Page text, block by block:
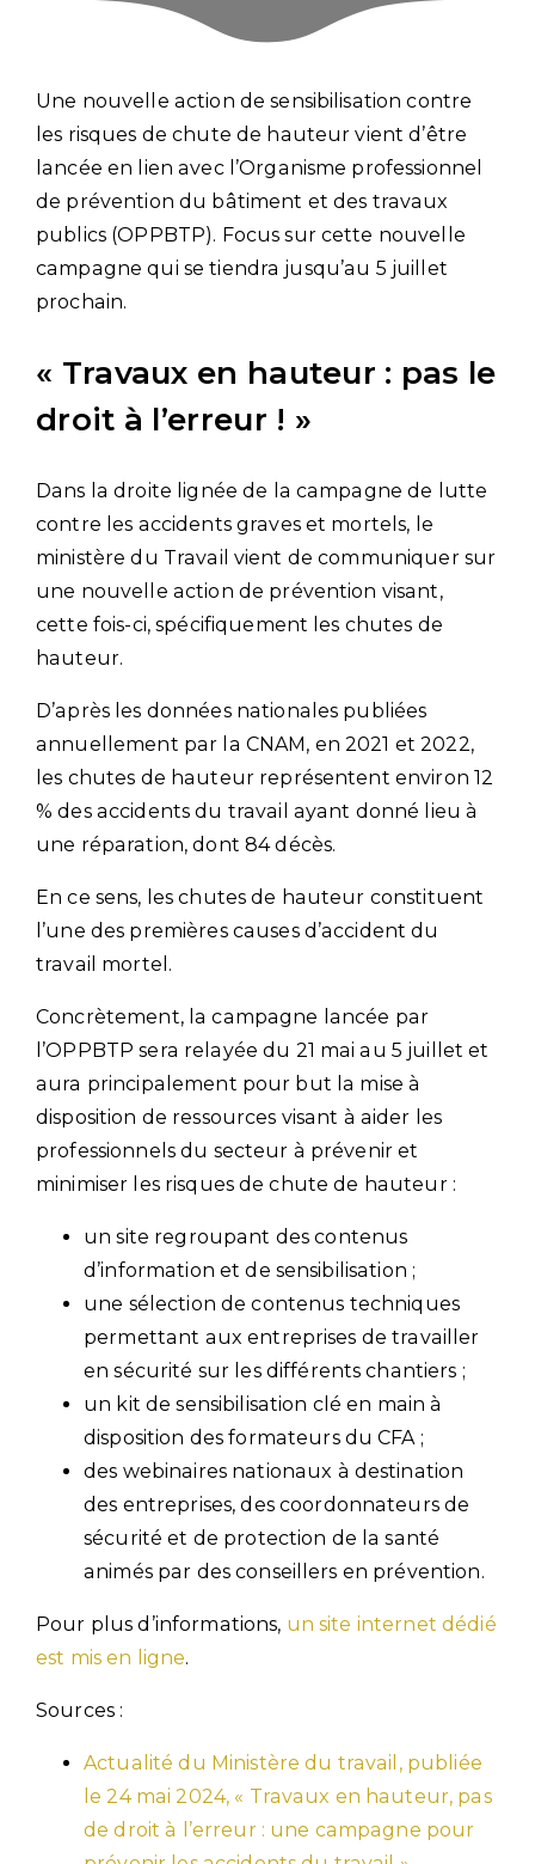
Une nouvelle action de sensibilisation contre
les risques de chute de hauteur vient d’être
lancée en lien avec l’Organisme professionnel
de prévention du bâtiment et des travaux
publics (OPPBTP). Focus sur cette nouvelle
campagne qui se tiendra jusqu’au 5 juillet
prochain.
« Travaux en hauteur : pas le
droit à l’erreur ! »
Dans la droite lignée de la campagne de lutte
contre les accidents graves et mortels, le
ministère du Travail vient de communiquer sur
une nouvelle action de prévention visant,
cette fois-ci, spécifiquement les chutes de
hauteur.
D’après les données nationales publiées
annuellement par la CNAM, en 2021 et 2022,
les chutes de hauteur représentent environ 12
% des accidents du travail ayant donné lieu à
une réparation, dont 84 décès.
En ce sens, les chutes de hauteur constituent
l’une des premières causes d’accident du
travail mortel.
Concrètement, la campagne lancée par
l’OPPBTP sera relayée du 21 mai au 5 juillet et
aura principalement pour but la mise à
disposition de ressources visant à aider les
professionnels du secteur à prévenir et
minimiser les risques de chute de hauteur :
un site regroupant des contenus
d’information et de sensibilisation ;
une sélection de contenus techniques
permettant aux entreprises de travailler
en sécurité sur les différents chantiers ;
un kit de sensibilisation clé en main à
disposition des formateurs du CFA ;
des webinaires nationaux à destination
des entreprises, des coordonnateurs de
sécurité et de protection de la santé
animés par des conseillers en prévention.
Pour plus d’informations, un site internet dédié
est mis en ligne.
Sources :
Actualité du Ministère du travail, publiée
le 24 mai 2024, « Travaux en hauteur, pas
de droit à l’erreur : une campagne pour